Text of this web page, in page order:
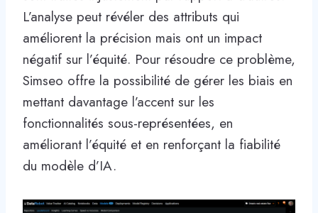
L’analyse peut révéler des attributs qui
améliorent la précision mais ont un impact
négatif sur l’équité. Pour résoudre ce problème,
Simseo offre la possibilité de gérer les biais en
mettant davantage l’accent sur les
fonctionnalités sous-représentées, en
améliorant l’équité et en renforçant la fiabilité
du modèle d’IA.